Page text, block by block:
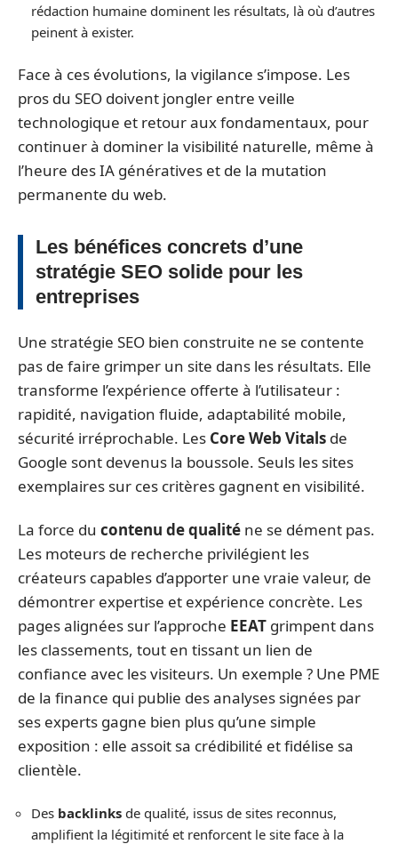
rédaction humaine dominent les résultats, là où d’autres
peinent à exister.
Face à ces évolutions, la vigilance s’impose. Les
pros du SEO doivent jongler entre veille
technologique et retour aux fondamentaux, pour
continuer à dominer la visibilité naturelle, même à
l’heure des IA génératives et de la mutation
permanente du web.
Les bénéfices concrets d’une
stratégie SEO solide pour les
entreprises
Une stratégie SEO bien construite ne se contente
pas de faire grimper un site dans les résultats. Elle
transforme l’expérience offerte à l’utilisateur :
rapidité, navigation fluide, adaptabilité mobile,
sécurité irréprochable. Les Core Web Vitals de
Google sont devenus la boussole. Seuls les sites
exemplaires sur ces critères gagnent en visibilité.
La force du contenu de qualité ne se dément pas.
Les moteurs de recherche privilégient les
créateurs capables d’apporter une vraie valeur, de
démontrer expertise et expérience concrète. Les
pages alignées sur l’approche EEAT grimpent dans
les classements, tout en tissant un lien de
confiance avec les visiteurs. Un exemple ? Une PME
de la finance qui publie des analyses signées par
ses experts gagne bien plus qu’une simple
exposition : elle assoit sa crédibilité et fidélise sa
clientèle.
Des backlinks de qualité, issus de sites reconnus,
amplifient la légitimité et renforcent le site face à la